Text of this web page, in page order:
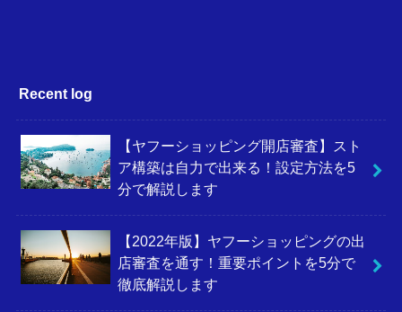
Recent log
【ヤフーショッピング開店審査】スト
ア構築は自力で出来る！設定方法を5
分で解説します
【2022年版】ヤフーショッピングの出
店審査を通す！重要ポイントを5分で
徹底解説します